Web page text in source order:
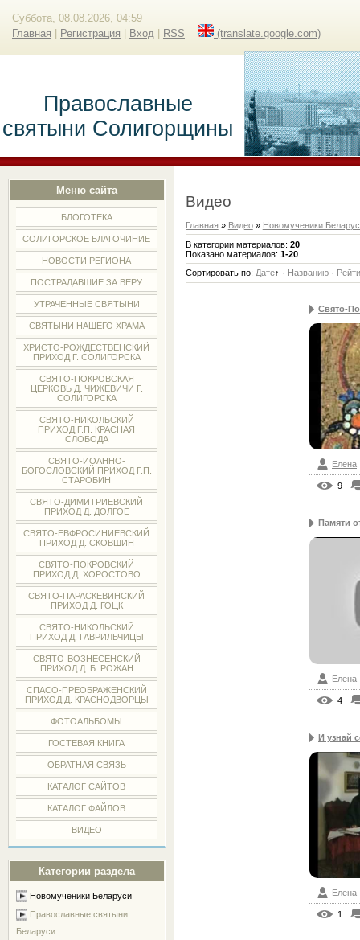
Суббота, 08.08.2026, 04:59
Главная
Регистрация Вход RSS (translate.google.com)
Православные
святыни Солигорщины
Меню сайта
БЛОГОТЕКА
СОЛИГОРСКОЕ БЛАГОЧИНИЕ
НОВОСТИ РЕГИОНА
ПОСТРАДАВШИЕ ЗА ВЕРУ
УТРАЧЕННЫЕ СВЯТЫНИ
СВЯТЫНИ НАШЕГО ХРАМА
ХРИСТО-РОЖДЕСТВЕНСКИЙ
ПРИХОД Г. СОЛИГОРСКА
СВЯТО-ПОКРОВСКАЯ
ЦЕРКОВЬ Д. ЧИЖЕВИЧИ Г.
СОЛИГОРСКА
СВЯТО-НИКОЛЬСКИЙ
ПРИХОД Г.П. КРАСНАЯ
СЛОБОДА
СВЯТО-ИОАННО-
БОГОСЛОВСКИЙ ПРИХОД Г.П.
СТАРОБИН
СВЯТО-ДИМИТРИЕВСКИЙ
ПРИХОД Д. ДОЛГОЕ
СВЯТО-ЕВФРОСИНИЕВСКИЙ
ПРИХОД Д. СКОВШИН
СВЯТО-ПОКРОВСКИЙ
ПРИХОД Д. ХОРОСТОВО
СВЯТО-ПАРАСКЕВИНСКИЙ
ПРИХОД Д. ГОЦК
СВЯТО-НИКОЛЬСКИЙ
ПРИХОД Д. ГАВРИЛЬЧИЦЫ
СВЯТО-ВОЗНЕСЕНСКИЙ
ПРИХОД Д. Б. РОЖАН
СПАСО-ПРЕОБРАЖЕНСКИЙ
ПРИХОД Д. КРАСНОДВОРЦЫ
ФОТОАЛЬБОМЫ
ГОСТЕВАЯ КНИГА
ОБРАТНАЯ СВЯЗЬ
КАТАЛОГ САЙТОВ
КАТАЛОГ ФАЙЛОВ
ВИДЕО
Категории раздела
Новомученики Беларуси
Православные святыни
Беларуси
Видео
Главная » Видео» Новомученики
В категории материалов: 20
Показано материалов: 1-20
Сортировать по: Дате↑ · Названию·
Свято-
Елена
9
Памяти
Елена
4
И узнай
Елена
1